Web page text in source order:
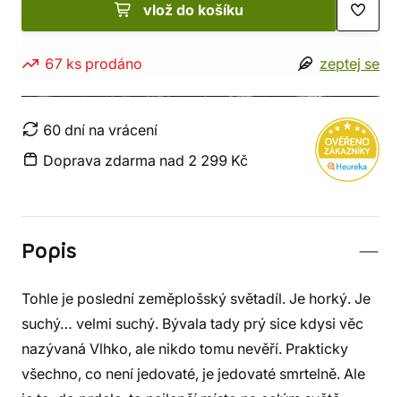
vlož do košíku
67 ks prodáno zeptej se
60 dní na vrácení
Doprava zdarma nad 2 299 Kč
Popis
Tohle je poslední zeměplošský světadíl. Je horký. Je
suchý… velmi suchý. Bývala tady prý sice kdysi věc
nazývaná Vlhko, ale nikdo tomu nevěří. Prakticky
všechno, co není jedovaté, je jedovaté smrtelně. Ale